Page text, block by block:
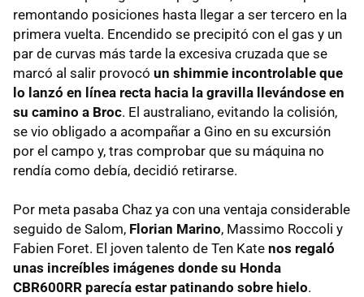
remontando posiciones hasta llegar a ser tercero en la
primera vuelta. Encendido se precipitó con el gas y un
par de curvas más tarde la excesiva cruzada que se
marcó al salir provocó un shimmie incontrolable que
lo lanzó en línea recta hacia la gravilla llevándose en
su camino a Broc. El australiano, evitando la colisión,
se vio obligado a acompañar a Gino en su excursión
por el campo y, tras comprobar que su máquina no
rendía como debía, decidió retirarse.
Por meta pasaba Chaz ya con una ventaja considerable
seguido de Salom, Florian Marino, Massimo Roccoli y
Fabien Foret. El joven talento de Ten Kate nos regaló
unas increíbles imágenes donde su Honda
CBR600RR parecía estar patinando sobre hielo.